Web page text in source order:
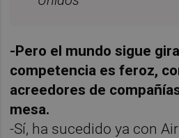
-Pero el mundo sigue
competencia es feroz,
acreedores de
mesa.
-Sí, ha sucedido ya con